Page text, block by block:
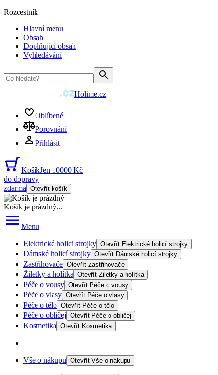
Rozcestník
Hlavní menu
Obsah
Doplňující obsah
Vyhledávání
Holime.cz
Oblíbené
Porovnání
Přihlásit
KošíkJen 10000 Kč
do dopravy
zdarma Otevřít košík
Košík je prázdný...
Menu
Elektrické holicí strojky Otevřít Elektrické holicí strojky
Dámské holicí strojky Otevřít Dámské holicí strojky
Zastřihovače Otevřít Zastřihovače
Žiletky a holítka Otevřít Žiletky a holítka
Péče o vousy Otevřít Péče o vousy
Péče o vlasy Otevřít Péče o vlasy
Péče o tělo Otevřít Péče o tělo
Péče o obličej Otevřít Péče o obličej
Kosmetika Otevřít Kosmetika
|
Vše o nákupu Otevřít Vše o nákupu